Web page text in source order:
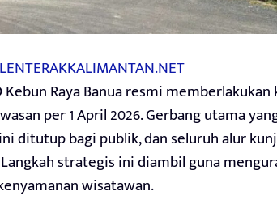
LENTERAKKALIMANTAN.NET
Kebun Raya Banua resmi
per 1 April 2026. Gerbang utama
ditutup bagi publik, dan seluruh alur
strategis ini diambil guna
wisatawan.